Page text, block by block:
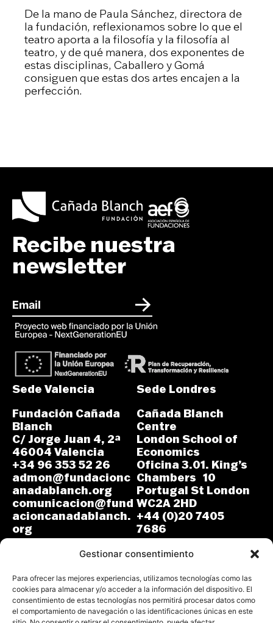
Gestionar consentimiento
Para ofrecer las mejores experiencias, utilizamos tecnologías como las
cookies para almacenar y/o acceder a la información del dispositivo. El
consentimiento de estas tecnologías nos permitirá procesar datos como
el comportamiento de navegación o las identificaciones únicas en este
De la mano de Paula Sánchez, directora de
la fundación, reflexionamos sobre lo que el
teatro aporta a la filosofía y la filosofía al
teatro, y de qué manera, dos exponentes de
estas disciplinas, Caballero y Gomá
consiguen que estas dos artes encajen a la
perfección.
Recibe nuestra
newsletter
Sede Valencia
Fundación Cañada
Blanch
C/ Jorge Juan 4, 2ª
46004 Valencia
+34 96 353 52 26
admon@fundacionc
anadablanch.org
comunicacion@fund
acioncanadablanch.
org
Sede Londres
Cañada Blanch
Centre
London School of
Economics
Oficina 3.01. King’s
Chambers 10
Portugal St London
WC2A 2HD
+44 (0)20 7405
7686
m.osuna-
vergara@lse.ac.uk